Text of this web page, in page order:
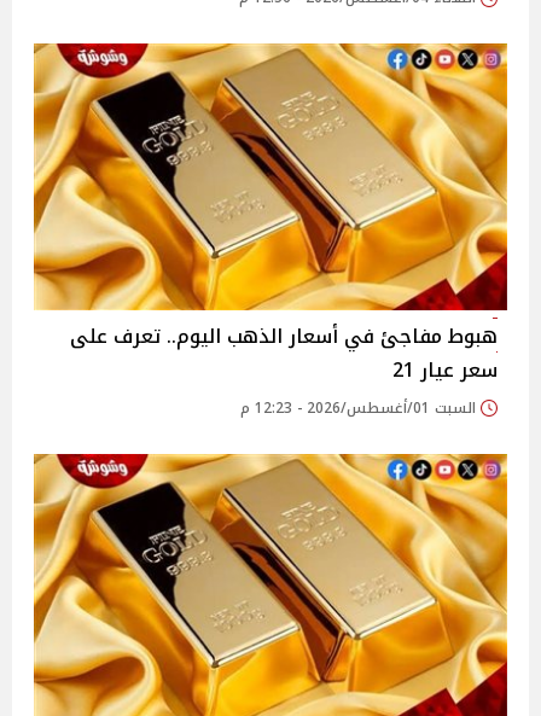
هبوط مفاجئ في أسعار الذهب اليوم.. تعرف على
سعر عيار 21
السبت 01/أغسطس/2026 - 12:23 م